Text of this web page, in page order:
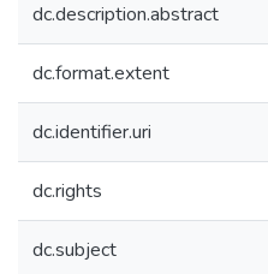
dc.description.abstract
dc.format.extent
dc.identifier.uri
dc.rights
dc.subject